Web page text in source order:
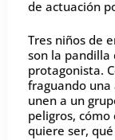
de actuación
Tres niños de
son la pandilla
protagonista.
fraguando una
unen a un
peligros,
quiere ser,